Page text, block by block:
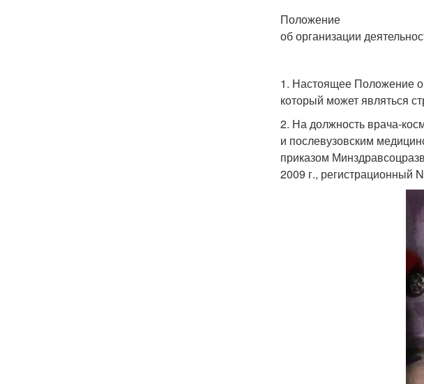
Положение
об организации
1. Настоящее Положение
который может являться
2. На должность врача-
и послевузовским
приказом
2009 г., регистрационный